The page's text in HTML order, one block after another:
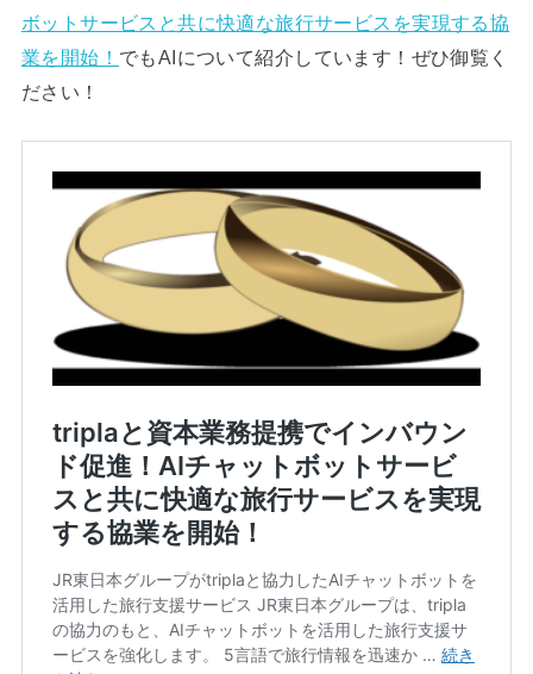
ボットサービスと共に快適な旅行サービスを実現する協
業を開始！ でもAIについて紹介しています！ぜひ御覧く
ださい！